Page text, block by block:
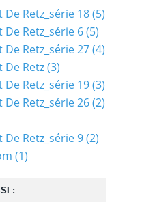
:
Retz_série 18(5)
Retz_série 6(5)
Retz_série 27(4)
De Retz(3)
Retz_série 19(3)
Retz_série 26(2)
Retz_série 9(2)
(1)